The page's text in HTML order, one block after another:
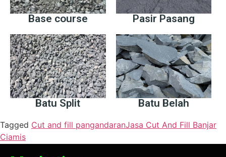
Base course Pasir Pasang
Batu Split Batu Belah
Tagged Cut and fill pangandaranJasa Cut And Fill Banjar
Ciamis